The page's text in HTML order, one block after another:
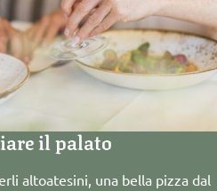
il palato
altoatesini, una bella pizza dal